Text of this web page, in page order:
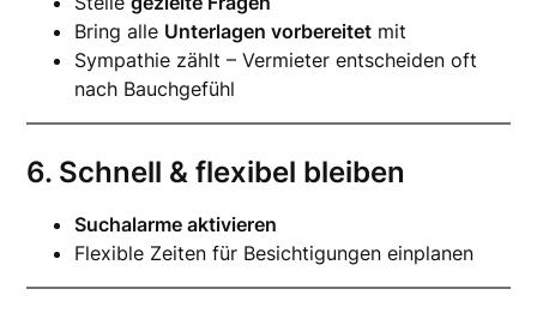
Bring alle Unterlagen vorbereitet mit
Sympathie zählt – Vermieter entscheiden oft
nach Bauchgefühl
6. Schnell & flexibel bleiben
Suchalarme aktivieren
Flexible Zeiten für Besichtigungen einplanen